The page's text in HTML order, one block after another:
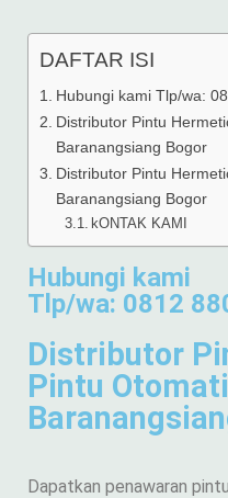
DAFTAR ISI
Hubungi kami Tlp/wa:
Distributor Pintu
Baranangsiang Bogor
Distributor Pintu
Baranangsiang Bogor
kONTAK KAMI
Hubungi kami
Tlp/wa: 0812
Distributor
Pintu
Dapatkan penawaran